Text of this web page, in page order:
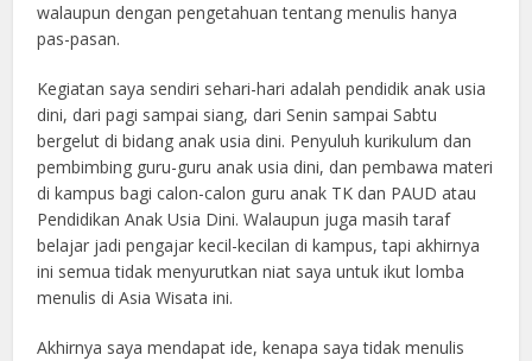
walaupun dengan pengetahuan tentang menulis hanya
pas-pasan.
Kegiatan saya sendiri sehari-hari adalah pendidik anak usia
dini, dari pagi sampai siang, dari Senin sampai Sabtu
bergelut di bidang anak usia dini. Penyuluh kurikulum dan
pembimbing guru-guru anak usia dini, dan pembawa materi
di kampus bagi calon-calon guru anak TK dan PAUD atau
Pendidikan Anak Usia Dini. Walaupun juga masih taraf
belajar jadi pengajar kecil-kecilan di kampus, tapi akhirnya
ini semua tidak menyurutkan niat saya untuk ikut lomba
menulis di Asia Wisata ini.
Akhirnya saya mendapat ide, kenapa saya tidak menulis